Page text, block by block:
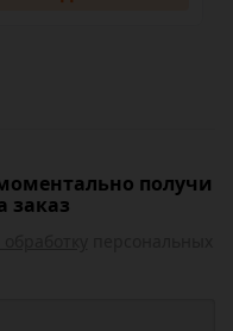
получи
заказ